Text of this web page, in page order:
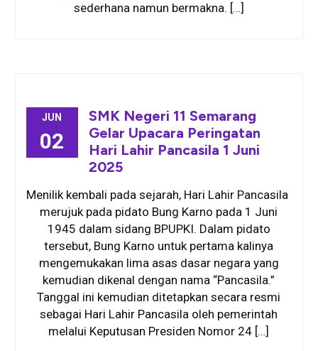
sederhana namun bermakna. […]
JUN
02
SMK Negeri 11 Semarang
Gelar Upacara Peringatan
Hari Lahir Pancasila 1 Juni
2025
Menilik kembali pada sejarah, Hari Lahir Pancasila
merujuk pada pidato Bung Karno pada 1 Juni
1945 dalam sidang BPUPKI. Dalam pidato
tersebut, Bung Karno untuk pertama kalinya
mengemukakan lima asas dasar negara yang
kemudian dikenal dengan nama “Pancasila.”
Tanggal ini kemudian ditetapkan secara resmi
sebagai Hari Lahir Pancasila oleh pemerintah
melalui Keputusan Presiden Nomor 24 […]